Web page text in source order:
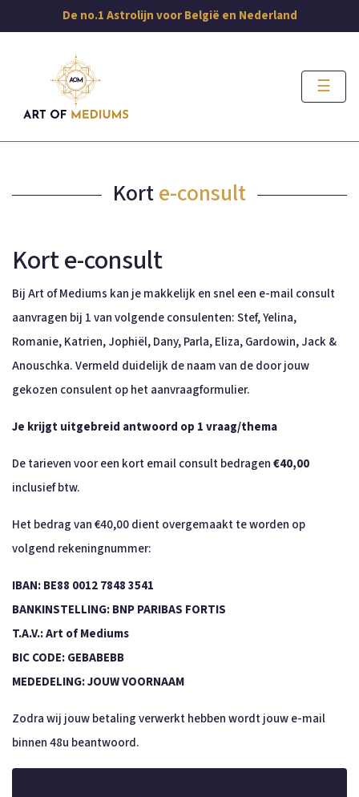
De no.1 Astrolijn voor België en Nederland
☰
Korte-consult
Kort e-consult
Bij Art of Mediums kan je makkelijk en snel een e-mail consult
aanvragen bij 1 van volgende consulenten: Stef, Yelina,
Romanie, Katrien, Jophiël, Dany, Parla, Eliza, Gardowin, Jack &
Anouschka. Vermeld duidelijk de naam van de door jouw
gekozen consulent op het aanvraagformulier.
Je krijgt uitgebreid antwoord op 1 vraag/thema
De tarieven voor een kort email consult bedragen€40,00
inclusief btw.
Het bedrag van €40,00 dient overgemaakt te worden op
volgend rekeningnummer:
IBAN: BE88 0012 7848 3541
BANKINSTELLING: BNP PARIBAS FORTIS
T.A.V.: Art of Mediums
BIC CODE: GEBABEBB
MEDEDELING: JOUW VOORNAAM
Zodra wij jouw betaling verwerkt hebben wordt jouw e-mail
binnen 48u beantwoord.